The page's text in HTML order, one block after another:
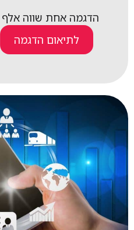
הדגמה אחת שווה אלף
לתיאום הדגמה